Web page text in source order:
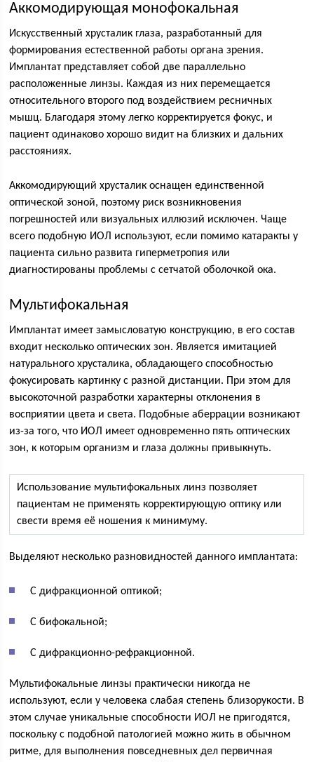
Аккомодирующая монофокальная
Искусственный хрусталик глаза, разработанный для
формирования естественной работы органа зрения.
Имплантат представляет собой две параллельно
расположенные линзы. Каждая из них перемещается
относительного второго под воздействием ресничных
мышц. Благодаря этому легко корректируется фокус, и
пациент одинаково хорошо видит на близких и дальних
расстояниях.
Аккомодирующий хрусталик оснащен единственной
оптической зоной, поэтому риск возникновения
погрешностей или визуальных иллюзий исключен. Чаще
всего подобную ИОЛ используют, если помимо катаракты у
пациента сильно развита гиперметропия или
диагностированы проблемы с сетчатой оболочкой ока.
Мультифокальная
Имплантат имеет замысловатую конструкцию, в его состав
входит несколько оптических зон. Является имитацией
натурального хрусталика, обладающего способностью
фокусировать картинку с разной дистанции. При этом для
высокоточной разработки характерны отклонения в
восприятии цвета и света. Подобные аберрации возникают
из-за того, что ИОЛ имеет одновременно пять оптических
зон, к которым организм и глаза должны привыкнуть.
Использование мультифокальных линз позволяет
пациентам не применять корректирующую оптику или
свести время её ношения к минимуму.
Выделяют несколько разновидностей данного имплантата:
С дифракционной оптикой;
С бифокальной;
С дифракционно-рефракционной.
Мультифокальные линзы практически никогда не
используют, если у человека слабая степень близорукости. В
этом случае уникальные способности ИОЛ не пригодятся,
поскольку с подобной патологией можно жить в обычном
ритме, для выполнения повседневных дел первичная